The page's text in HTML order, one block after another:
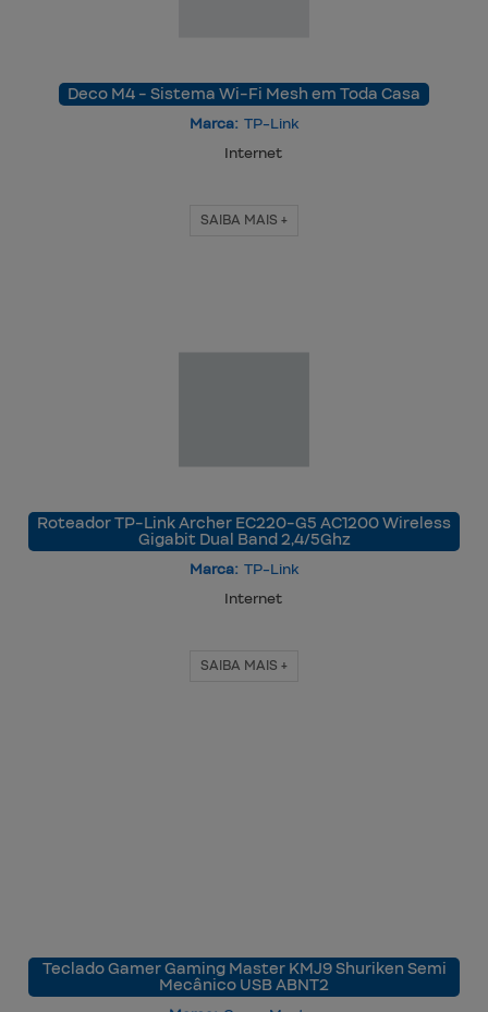
Deco M4 - Sistema Wi-Fi Mesh em Toda Casa
Marca: TP-Link
Internet
SAIBA MAIS +
Roteador TP-Link Archer EC220-G5 AC1200 Wireless
Gigabit Dual Band 2,4/5Ghz
Marca: TP-Link
Internet
SAIBA MAIS +
Teclado Gamer Gaming Master KMJ9 Shuriken Semi
Mecânico USB ABNT2